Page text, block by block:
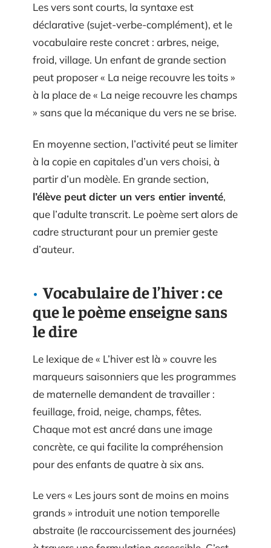
Les vers sont courts, la syntaxe est
déclarative (sujet-verbe-complément), et le
vocabulaire reste concret : arbres, neige,
froid, village. Un enfant de grande section
peut proposer « La neige recouvre les toits »
à la place de « La neige recouvre les champs
» sans que la mécanique du vers ne se brise.
En moyenne section, l’activité peut se limiter
à la copie en capitales d’un vers choisi, à
partir d’un modèle. En grande section,
l’élève peut dicter un vers entier inventé,
que l’adulte transcrit. Le poème sert alors de
cadre structurant pour un premier geste
d’auteur.
Vocabulaire de l’hiver : ce
que le poème enseigne sans
le dire
Le lexique de « L’hiver est là » couvre les
marqueurs saisonniers que les programmes
de maternelle demandent de travailler :
feuillage, froid, neige, champs, fêtes.
Chaque mot est ancré dans une image
concrète, ce qui facilite la compréhension
pour des enfants de quatre à six ans.
Le vers « Les jours sont de moins en moins
grands » introduit une notion temporelle
abstraite (le raccourcissement des journées)